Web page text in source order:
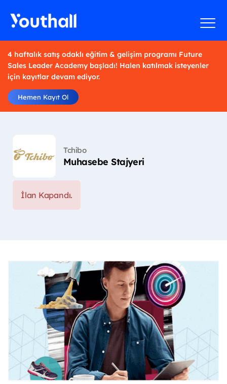
4 haftalık satış odaklı eğitim & gelişim programı Future
Sales Leader Academy başladı! Halen katılmak isteyenler
için kayıtlar devam ediyor.
Hemen Kayıt Ol
Tchibo
Muhasebe Stajyeri
İlan Kapandı.